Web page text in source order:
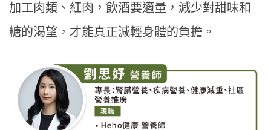
加工肉類、紅肉，飲酒要適量，減少對甜味和
糖的渴望，才能真正減輕身體的負擔。